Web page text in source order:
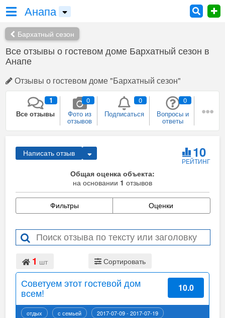
Анапа
Бархатный сезон
Все отзывы о гостевом доме Бархатный сезон в
Анапе
Отзывы о гостевом доме "Бархатный сезон"
1
Все отзывы
0
Фото из
отзывов
0
Подписаться
0
Вопросы и
ответы
1
Плюсы и
минусы
0
Рекомендации
0
0
Собираюсь
сюда
Я
Написать отзыв 10
РЕЙТИНГ
Общая оценка объекта:
на основании 1 отзывов
Фильтры Оценки
1 шт Сортировать
Советуем этот гостевой дом
всем! 10.0
отдых с семьей 2017-07-09 - 2017-07-19